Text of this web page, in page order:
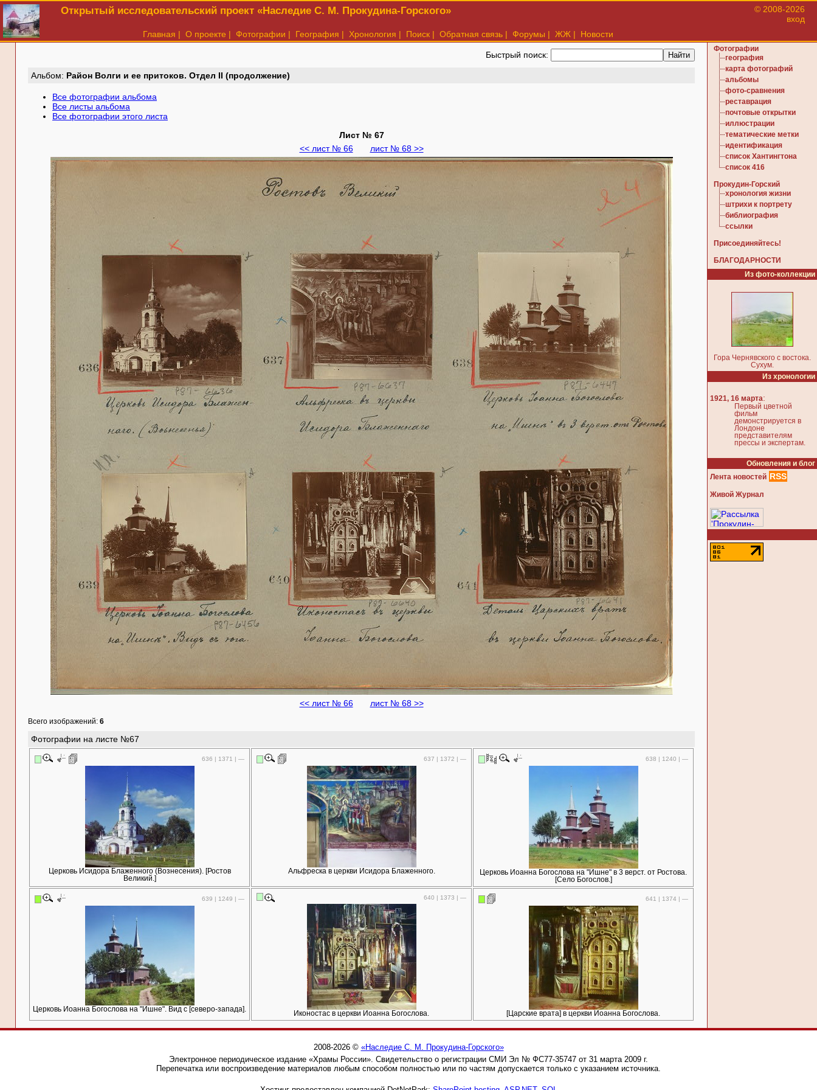
Открытый исследовательский проект «Наследие С. М. Прокудина-Горского»
© 2008-2026
вход
Главная | О проекте | Фотографии | География | Хронология | Поиск | Обратная связь | Форумы | ЖЖ | Новости
Быстрый поиск:
Aльбом: Район Волги и ее притоков. Отдел II (продолжение)
Все фотографии альбома
Все листы альбома
Все фотографии этого листа
Лист № 67
<< лист № 66
лист № 68 >>
<< лист № 66 лист № 68 >>
Всего изображений: 6
Фотографии на листе №67
636 | 1371 | —
Церковь Исидора Блаженного (Вознесения). [Ростов
Великий.]
637 | 1372 | —
Альфреска в церкви Исидора Блаженного.
638 | 1240 | —
Церковь Иоанна Богослова на "Ишне" в 3 верст. от Ростова.
[Село Богослов.]
639 | 1249 | —
Церковь Иоанна Богослова на "Ишне". Вид с [северо-запада].
640 | 1373 | —
Иконостас в церкви Иоанна Богослова.
641 | 1374 | —
[Царские врата] в церкви Иоанна Богослова.
Фотографии
география
карта фотографий
альбомы
фото-сравнения
реставрация
почтовые открытки
иллюстрации
тематические метки
идентификация
список Хантингтона
список 416
Прокудин-Горский
хронология жизни
штрихи к портрету
библиография
ссылки
Присоединяйтесь!
БЛАГОДАРНОСТИ
Из фото-коллекции
Гора Чернявского с востока.
Сухум.
Из хронологии
1921, 16 марта:
Первый цветной
фильм
демонстрируется в
Лондоне
представителям
прессы и экспертам.
Обновления и блог
Лента новостей RSS
Живой Журнал
2008-2026 © «Наследие С. М. Прокудина-Горского»
Электронное периодическое издание «Храмы России». Свидетельство о регистрации СМИ Эл № ФС77-35747 от 31 марта 2009 г.
Перепечатка или воспроизведение материалов любым способом полностью или по частям допускается только с указанием источника.